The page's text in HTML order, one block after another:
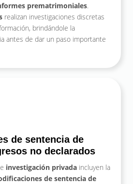
prematrimoniales.
realizan investigaciones discretas
brindándole la
antes de dar un paso importante
de sentencia de
no declarados
investigación privada incluyen la
de sentencia de